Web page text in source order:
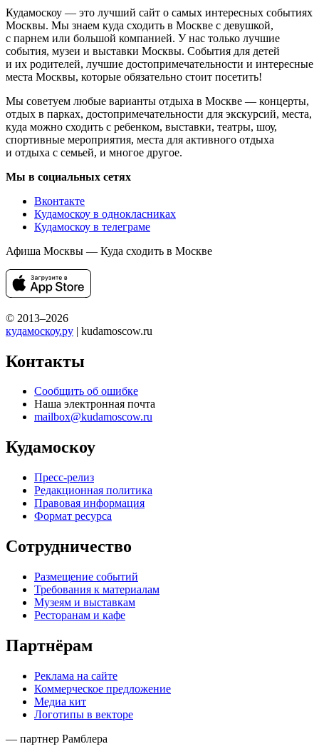
Кудамоскоу — это лучший сайт о самых интересных событиях
Москвы. Мы знаем куда сходить в Москве с девушкой,
с парнем или большой компанией. У нас только лучшие
события, музеи и выставки Москвы. События для детей
и их родителей, лучшие достопримечательности и интересные
места Москвы, которые обязательно стоит посетить!
Мы советуем любые варианты отдыха в Москве — концерты,
отдых в парках, достопримечательности для экскурсий, места,
куда можно сходить с ребенком, выставки, театры, шоу,
спортивные мероприятия, места для активного отдыха
и отдыха с семьей, и многое другое.
Мы в социальных сетях
Вконтакте
Кудамоскоу в однокласниках
Кудамоскоу в телеграме
Афиша Москвы — Куда сходить в Москве
© 2013–2026
кудамоскоу.ру | kudamoscow.ru
Контакты
Сообщить об ошибке
Наша электронная почта
mailbox@kudamoscow.ru
Кудамоскоу
Пресс-релиз
Редакционная политика
Правовая информация
Формат ресурса
Сотрудничество
Размещение событий
Требования к материалам
Музеям и выставкам
Ресторанам и кафе
Партнёрам
Реклама на сайте
Коммерческое предложение
Медиа кит
Логотипы в векторе
— партнер Рамблера